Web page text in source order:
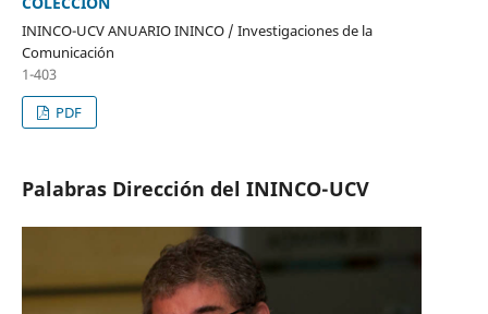
ININCO-UCV ANUARIO ININCO / Investigaciones de la
Comunicación
1-403
PDF
Palabras Dirección del ININCO-UCV